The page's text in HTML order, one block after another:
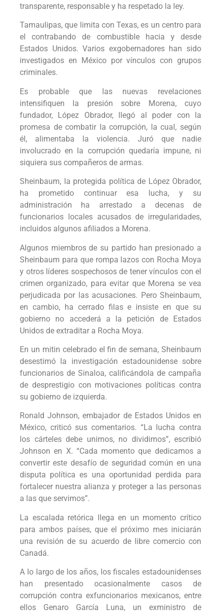
transparente, responsable y ha respetado la ley.
Tamaulipas, que limita con Texas, es un centro para
el contrabando de combustible hacia y desde
Estados Unidos. Varios exgobernadores han sido
investigados en México por vínculos con grupos
criminales.
Es probable que las nuevas revelaciones
intensifiquen la presión sobre Morena, cuyo
fundador, López Obrador, llegó al poder con la
promesa de combatir la corrupción, la cual, según
él, alimentaba la violencia. Juró que nadie
involucrado en la corrupción quedaría impune, ni
siquiera sus compañeros de armas.
Sheinbaum, la protegida política de López Obrador,
ha prometido continuar esa lucha, y su
administración ha arrestado a decenas de
funcionarios locales acusados de irregularidades,
incluidos algunos afiliados a Morena.
Algunos miembros de su partido han presionado a
Sheinbaum para que rompa lazos con Rocha Moya
y otros líderes sospechosos de tener vínculos con el
crimen organizado, para evitar que Morena se vea
perjudicada por las acusaciones. Pero Sheinbaum,
en cambio, ha cerrado filas e insiste en que su
gobierno no accederá a la petición de Estados
Unidos de extraditar a Rocha Moya.
En un mitin celebrado el fin de semana, Sheinbaum
desestimó la investigación estadounidense sobre
funcionarios de Sinaloa, calificándola de campaña
de desprestigio con motivaciones políticas contra
su gobierno de izquierda.
Ronald Johnson, embajador de Estados Unidos en
México, criticó sus comentarios. “La lucha contra
los cárteles debe unirnos, no dividirnos”, escribió
Johnson en X. “Cada momento que dedicamos a
convertir este desafío de seguridad común en una
disputa política es una oportunidad perdida para
fortalecer nuestra alianza y proteger a las personas
a las que servimos”.
La escalada retórica llega en un momento crítico
para ambos países, que el próximo mes iniciarán
una revisión de su acuerdo de libre comercio con
Canadá.
A lo largo de los años, los fiscales estadounidenses
han presentado ocasionalmente casos de
corrupción contra exfuncionarios mexicanos, entre
ellos Genaro García Luna, un exministro de